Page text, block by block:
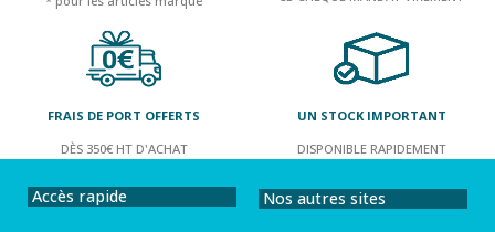
FRAIS DE PORT OFFERTS
DÈS 350€ HT D'ACHAT
UN STOCK IMPORTANT
DISPONIBLE RAPIDEMENT
Accès rapide Nos autres sites